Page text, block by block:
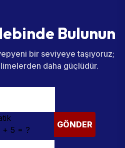
lebinde Bulunun
bir seviyeye taşıyoruz;
daha güçlüdür.
+ 5 = ?
GÖNDER